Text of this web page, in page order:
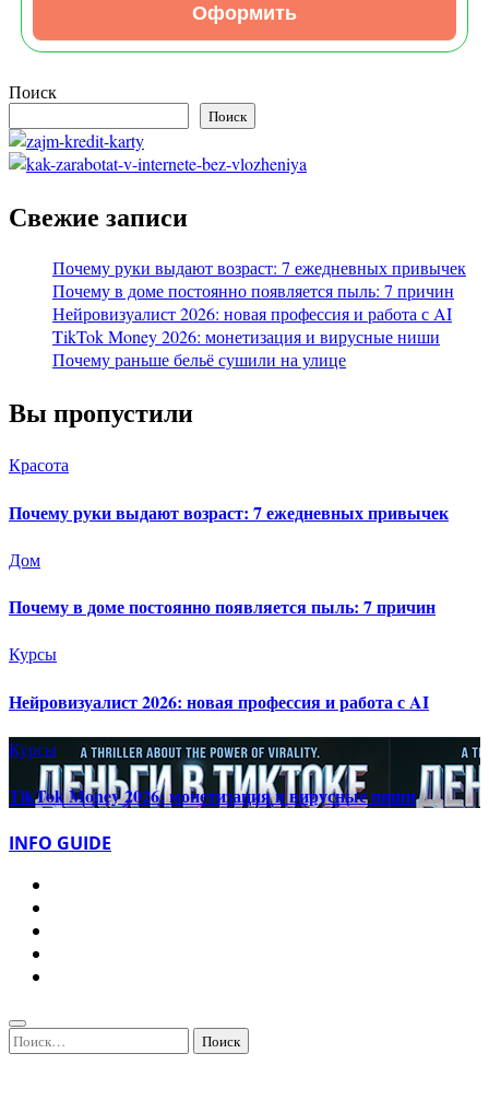
Оформить
Поиск
Поиск
Свежие записи
Почему руки выдают возраст: 7 ежедневных привычек
Почему в доме постоянно появляется пыль: 7 причин
Нейровизуалист 2026: новая профессия и работа с AI
TikTok Money 2026: монетизация и вирусные ниши
Почему раньше бельё сушили на улице
Вы пропустили
Красота
Почему руки выдают возраст: 7 ежедневных привычек
Дом
Почему в доме постоянно появляется пыль: 7 причин
Курсы
Нейровизуалист 2026: новая профессия и работа с AI
Курсы
TikTok Money 2026: монетизация и вирусные ниши
INFO GUIDE
Найти: